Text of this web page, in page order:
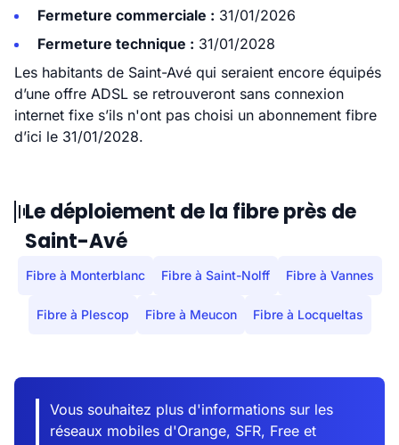
Fermeture commerciale : 31/01/2026
Fermeture technique : 31/01/2028
Les habitants de Saint-Avé qui seraient encore équipés
d’une offre ADSL se retrouveront sans connexion
internet fixe s’ils n'ont pas choisi un abonnement fibre
d’ici le 31/01/2028.
Le déploiement de la fibre près de
Saint-Avé
Fibre à Monterblanc Fibre à Saint-Nolff Fibre à Vannes
Fibre à Plescop Fibre à Meucon Fibre à Locqueltas
Vous souhaitez plus d'informations sur les
réseaux mobiles d'Orange, SFR, Free et